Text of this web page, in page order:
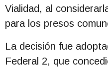
Vialidad, al
para los presos
La decisión fue
Federal 2, que